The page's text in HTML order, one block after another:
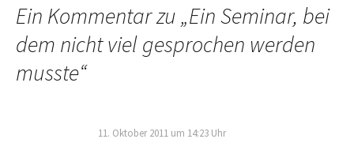
Ein Kommentar zu „Ein Seminar, bei
dem nicht viel gesprochen werden
musste“
11. Oktober 2011 um 14:23 Uhr